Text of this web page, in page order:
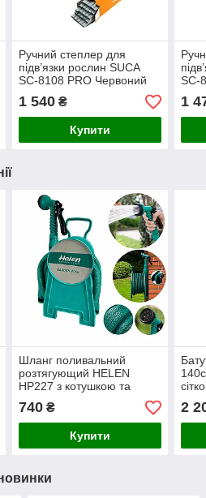
Ручний степлер для
підв’язки рослин SUCA
SC-8108 PRO Червоний
1 540₴
Купити
SC-
1
Шланг поливальний
розтягующий HELEN
HP227 з котушкою та
740₴
Купити
2